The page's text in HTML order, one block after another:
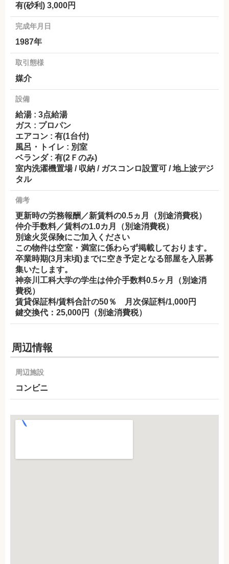
有(砂利) 3,000円
完成年月日
1987年
取引態様
媒介
設備
給湯 : 3点給湯
ガス : プロパン
エアコン : 有(1台付)
風呂・トイレ : 別室
ベランダ : 有(2Ｆのみ)
室内洗濯機置場 / 収納 / ガスコンロ設置可 / 地上波デジ
タル
備考
更新時の労務報酬／新賃料の0.5ヵ月（別途消費税）
仲介手数料／賃料の1.0カ月（別途消費税）
別途火災保険にご加入ください
この物件は空室・満室に係わらず掲載しております。
卒業時期(3月末頃)までに空き予定となる部屋を入居募
集いたします。
神奈川工科大学の学生は仲介手数料0.5ヶ月（別途消
費税）
賃貸保証料/賃料合計の50％ 月次保証料/1,000円
鍵交換代：25,000円（別途消費税）
周辺情報
周辺施設
コンビニ